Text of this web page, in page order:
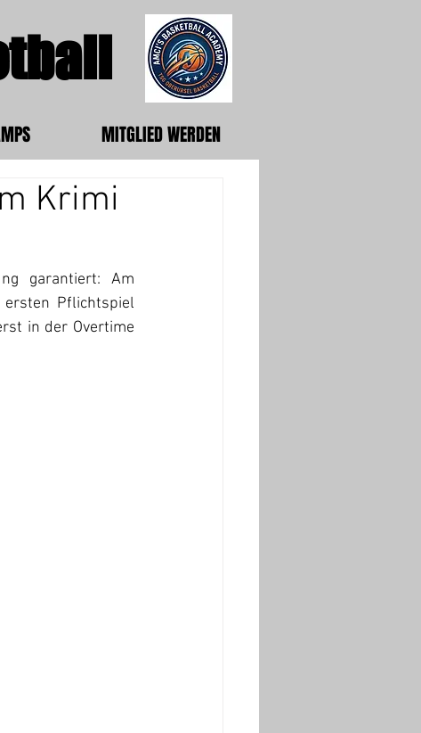
MITGLIED WERDEN
Krimi
garantiert: Am
Pflichtspiel
in der Overtime